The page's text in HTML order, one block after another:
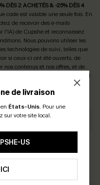
de livraison
États-Unis. Pour une
sur votre site local.
US
DÈS 2 ACHETÉS & -25% DÈS 4
code est valable une seule fois. En
de recevoir des e-mails
l'IA) de Cupshe et reconnaissez
. Nous pouvons utiliser les
technologies de suivi, telles que
si ceux-ci ont été ouverts, de
nos contenus et nos offres, et de
de vous intéresser, conformément